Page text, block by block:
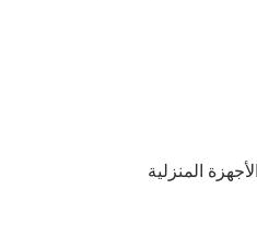
المنزلية